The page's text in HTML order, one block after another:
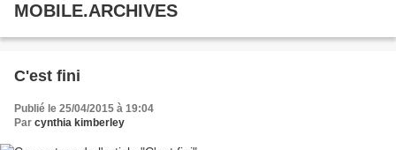
MOBILE.ARCHIVES
C'est fini
Publié le 25/04/2015 à 19:04
Par cynthia kimberley